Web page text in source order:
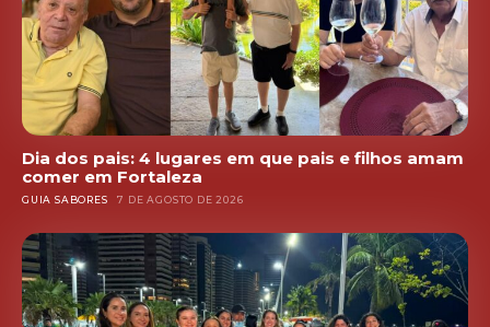
Dia dos pais: 4 lugares em que pais e filhos amam
comer em Fortaleza
GUIA SABORES 7 DE AGOSTO DE 2026